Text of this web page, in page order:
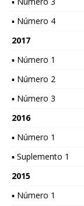
▪ Número 4
2017
▪ Número 1
▪ Número 2
▪ Número 3
2016
▪ Número 1
▪ Suplemento 1
2015
▪ Número 1